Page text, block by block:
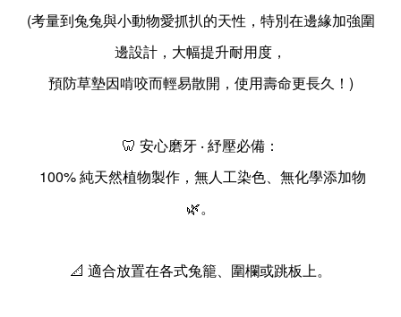
(考量到兔兔與小動物愛抓扒的天性，特別在邊緣加強圍
邊設計，大幅提升耐用度，
預防草墊因啃咬而輕易散開，使用壽命更長久！)
🦷 安心磨牙 ‧ 紓壓必備：
100% 純天然植物製作，無人工染色、無化學添加物
🌿。
📐 適合放置在各式兔籠、圍欄或跳板上。